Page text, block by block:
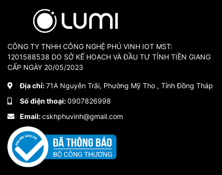
CÔNG TY TNHH CÔNG NGHỆ PHÚ VINH IOT MST:
1201588538 DO SỞ KẾ HOẠCH VÀ ĐẦU TƯ TỈNH TIỀN GIANG
CẤP NGÀY 20/05/2023
Địa chỉ:71A Nguyễn Trãi, Phường Mỹ Tho , Tỉnh Đồng Tháp
Số điện thoại:0907826998
Email:cskhphuvinh@gmail.com